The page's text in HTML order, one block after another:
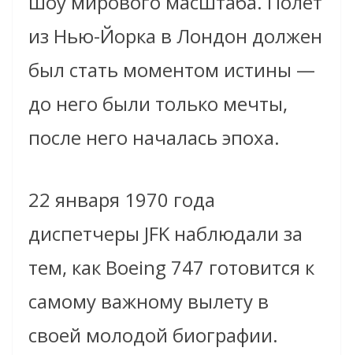
из Нью-Йорка в Лондон должен
был стать моментом истины —
до него были только мечты,
после него началась эпоха.
22 января 1970 года
диспетчеры JFK наблюдали за
тем, как Boeing 747 готовится к
самому важному вылету в
своей молодой биографии.